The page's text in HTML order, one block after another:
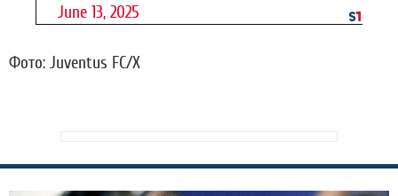
June 13, 2025
Фото: Juventus FC/X